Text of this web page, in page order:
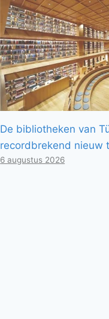
De bibliotheken van
recordbrekend nieuw
6 augustus 2026